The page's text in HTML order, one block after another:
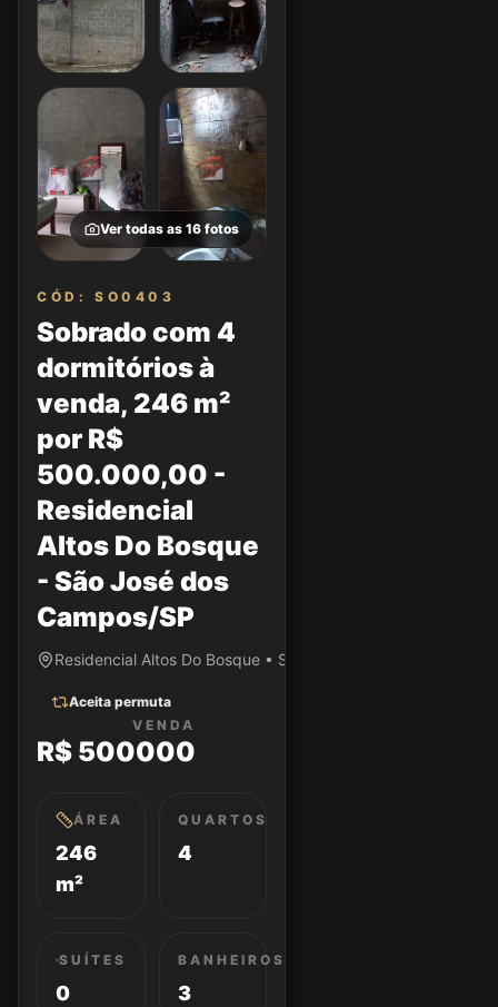
Ver todas as 16 fotos
CÓD: SO0403
Sobrado com 4
dormitórios à
venda, 246 m²
por R$
500.000,00 -
Residencial
Altos Do Bosque
- São José dos
Campos/SP
Residencial Altos Do Bosque • São José dos Campos/SP
Aceita permuta
VENDA
R$ 500000
ÁREA
246
m²
QUARTOS
4
SUÍTES
0
BANHEIROS
3